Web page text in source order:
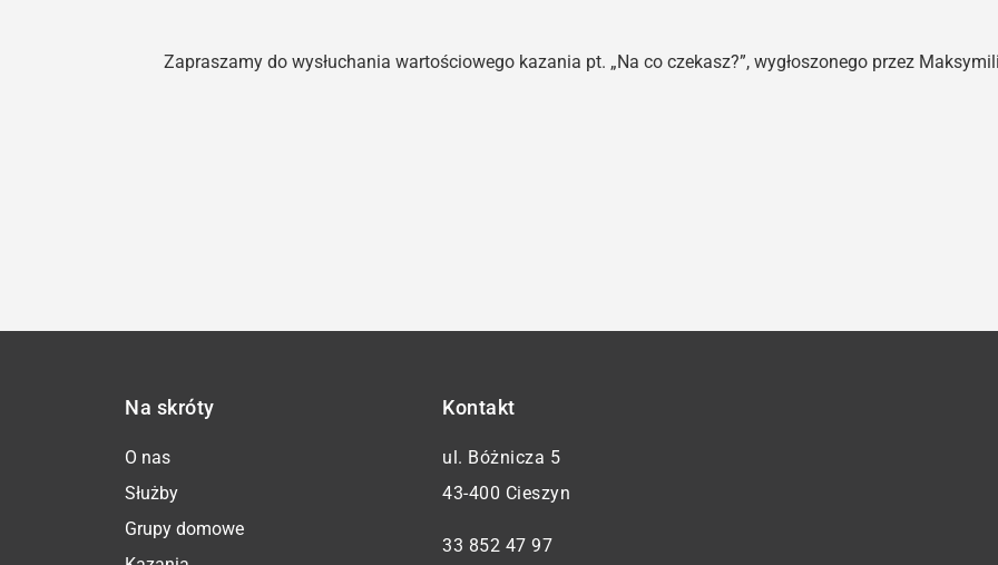
Zapraszamy do wysłuchania wartościowego kazania pt. „Na co czekasz?”, wygłoszonego przez
Na skróty
O nas
Służby
Grupy domowe
Kontakt
ul. Bóżnicza 5
43-400 Cieszyn
33 852 47 97